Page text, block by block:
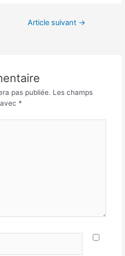
Article suivant →
pas publiée. Les champs
*